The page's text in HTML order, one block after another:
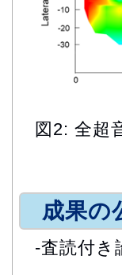
図2: 全超
成果の
-査読付き